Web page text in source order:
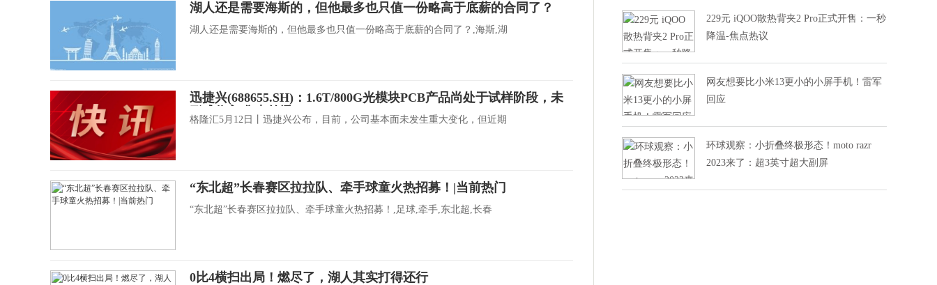
湖人还是需要海斯的，但他最多也只值一份略高于底薪的合同了？
湖人还是需要海斯的，但他最多也只值一份略高于底薪的合同了？,海斯,湖
迅捷兴(688655.SH)：1.6T/800G光模块PCB产品尚处于试样阶段，未
形成收入|焦点简讯
格隆汇5月12日丨迅捷兴公布，目前，公司基本面未发生重大变化，但近期
“东北超”长春赛区拉拉队、牵手球童火热招募！|当前热门
“东北超”长春赛区拉拉队、牵手球童火热招募！,足球,牵手,东北超,长春
0比4横扫出局！燃尽了，湖人其实打得还行
229元 iQOO散热背夹2 Pro正式开售：一秒
降温-焦点热议
网友想要比小米13更小的小屏手机！雷军
回应
环球观察：小折叠终极形态！moto razr
2023来了：超3英寸超大副屏